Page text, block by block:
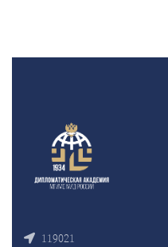
119021